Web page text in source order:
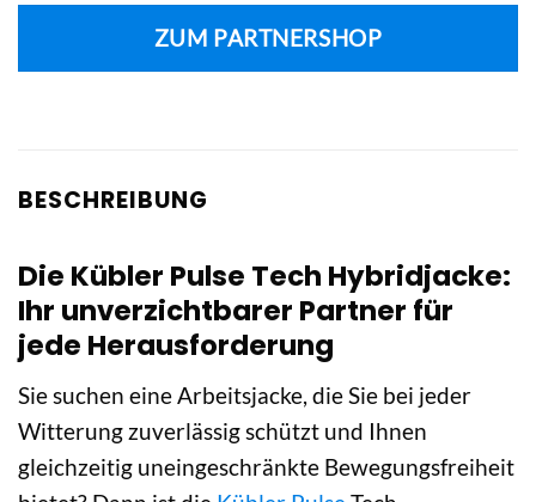
ZUM PARTNERSHOP
BESCHREIBUNG
Die Kübler Pulse Tech Hybridjacke:
Ihr unverzichtbarer Partner für
jede Herausforderung
Sie suchen eine Arbeitsjacke, die Sie bei jeder
Witterung zuverlässig schützt und Ihnen
gleichzeitig uneingeschränkte Bewegungsfreiheit